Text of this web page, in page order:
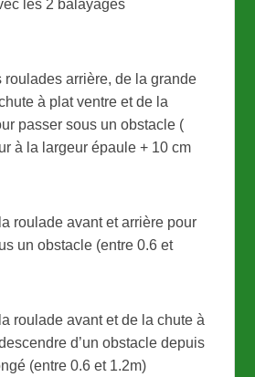
les 2 balayages
roulades arrière, de la grande
à plat ventre et de la
passer sous un obstacle (
à la largeur épaule + 10 cm
roulade avant et arrière pour
un obstacle (entre 0.6 et
roulade avant et de la chute à
d’un obstacle depuis
(entre 0.6 et 1.2m)